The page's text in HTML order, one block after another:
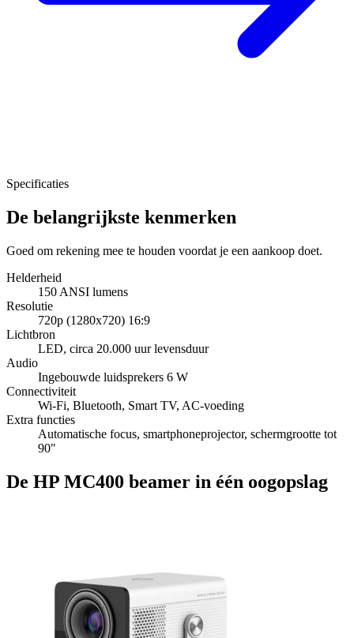
Specificaties
De belangrijkste kenmerken
Goed om rekening mee te houden voordat je een aankoop doet.
Helderheid
150 ANSI lumens
Resolutie
720p (1280x720) 16:9
Lichtbron
LED, circa 20.000 uur levensduur
Audio
Ingebouwde luidsprekers 6 W
Connectiviteit
Wi‑Fi, Bluetooth, Smart TV, AC-voeding
Extra functies
Automatische focus, smartphoneprojector, schermgrootte tot
90"
De HP MC400 beamer in één oogopslag